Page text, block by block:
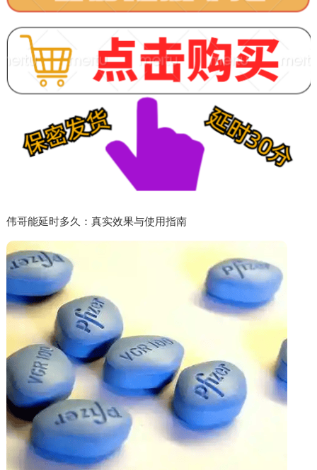
伟哥能延时多久：真实效果与使用指南